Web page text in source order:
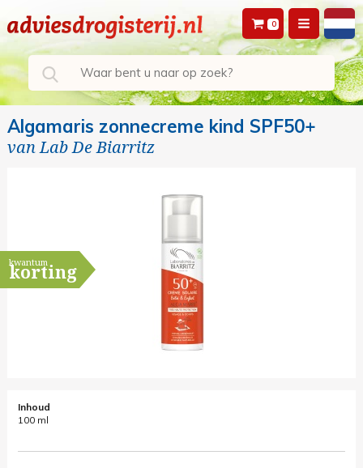
0
Algamaris zonnecreme kind SPF50+
vanLab De Biarritz
kwantum
korting
Inhoud
100 ml